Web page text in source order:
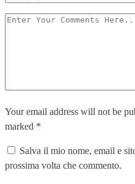
Your email address will not be
marked *
Salva il mio nome, email e
prossima volta che commento.